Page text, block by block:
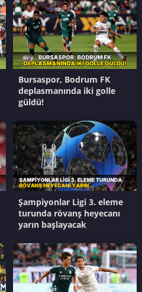
Bursaspor, Bodrum FK
deplasmanında iki golle
güldü!
Şampiyonlar Ligi 3. eleme
turunda rövanş heyecanı
yarın başlayacak